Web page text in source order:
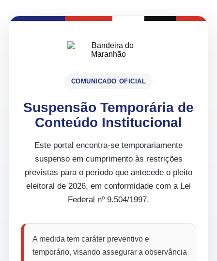
COMUNICADO OFICIAL
Suspensão Temporária de
Conteúdo Institucional
Este portal encontra-se temporariamente
suspenso em cumprimento às restrições
previstas para o período que antecede o pleito
eleitoral de 2026, em conformidade com a Lei
Federal nº 9.504/1997.
A medida tem caráter preventivo e
temporário, visando assegurar a observância